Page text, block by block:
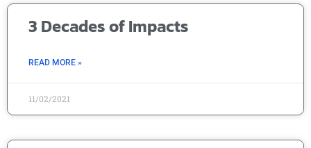
3 Decades of Impacts
READ MORE »
11/02/2021